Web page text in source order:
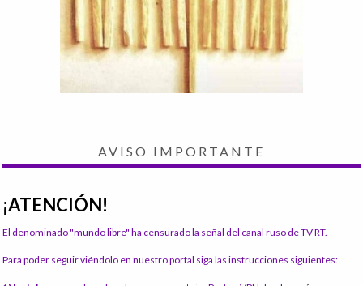
AVISO IMPORTANTE
¡ATENCIÓN!
El denominado "mundo libre" ha censurado la señal del canal ruso de TV RT.
Para poder seguir viéndolo en nuestro portal siga las instrucciones siguientes: